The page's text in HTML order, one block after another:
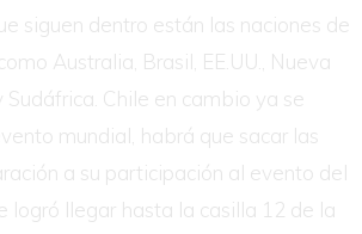
siguen dentro están las naciones de
Australia, Brasil, EE.UU., Nueva
Chile en cambio ya se
mundial, habrá que sacar las
a su participación al evento del
logró llegar hasta la casilla 12 de la